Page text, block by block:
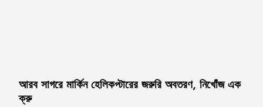
আরব সাগরে মার্কিন হেলিকপ্টারের জরুরি অবতরণ, নিখোঁজ এক
ক্রু